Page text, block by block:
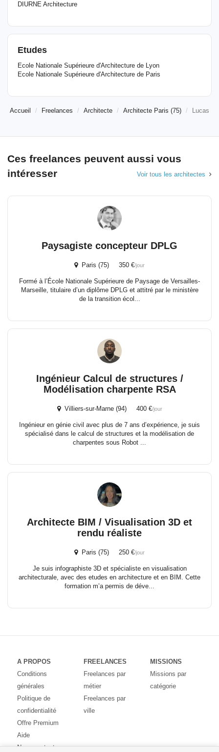
DIURNE Architecture
Etudes
Ecole Nationale Supérieure d'Architecture de Lyon
Ecole Nationale Supérieure d'Architecture de Paris
Accueil Freelances Architecte Architecte Paris (75) Lucas
Ces freelances peuvent aussi vous
intéresser
Voir tous les architectes
Paysagiste concepteur DPLG
Paris (75) 350 €/jour
Formé à l’École Nationale Supérieure de Paysage de Versailles-
Marseille, titulaire d’un diplôme DPLG et attitré par le ministère
de la transition écol...
Ingénieur Calcul de structures /
Modélisation charpente RSA
Villiers-sur-Marne (94) 400 €/jour
Ingénieur en génie civil avec plus de 7 ans d’expérience, je suis
spécialisé dans le calcul de structures et la modélisation de
charpentes sous Robot ...
Architecte BIM / Visualisation 3D et
rendu réaliste
Paris (75) 250 €/jour
Je suis infographiste 3D et spécialiste en visualisation
architecturale, avec des etudes en architecture et en BIM. Cette
formation m’a permis de déve...
A PROPOS
Conditions
générales
Politique de
confidentialité
Offre Premium
Aide
Nous contacter
FREELANCES
Freelances par
métier
Freelances par
ville
MISSIONS
Missions par
catégorie